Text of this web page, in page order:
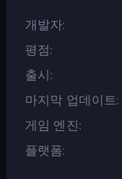
개발자
평점
출시
마지막 업데이트
게임 엔진
플랫폼